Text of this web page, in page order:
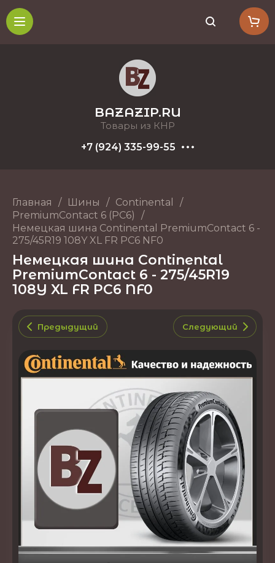
BAZAZIP.RU
Товары из КНР
+7 (924) 335-99-55
Главная / Шины / Continental
/
PremiumContact 6 (PC6)
/
Немецкая шина Continental PremiumContact 6 -
275/45R19 108Y XL FR PC6 NF0
Немецкая шина Continental
PremiumContact 6 - 275/45R19
108Y XL FR PC6 NF0
Предыдущий Следующий